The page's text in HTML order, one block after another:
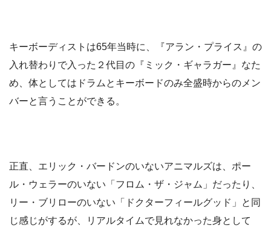
キーボーディストは65年当時に、『アラン・プライス』の
入れ替わりで入った２代目の『ミック・ギャラガー』なた
め、体としてはドラムとキーボードのみ全盛時からのメン
バーと言うことができる。
正直、エリック・バードンのいないアニマルズは、ポー
ル・ウェラーのいない「フロム・ザ・ジャム」だったり、
リー・ブリローのいない「ドクターフィールグッド」と同
じ感じがするが、リアルタイムで見れなかった身として